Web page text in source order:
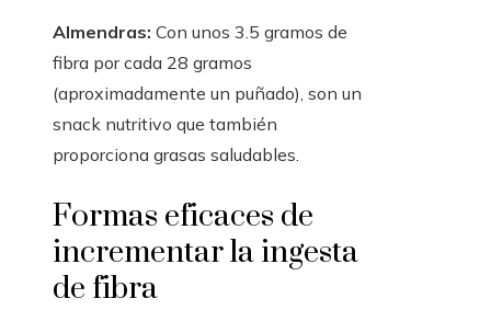
Almendras: Con unos 3.5 gramos de
fibra por cada 28 gramos
(aproximadamente un puñado), son un
snack nutritivo que también
proporciona grasas saludables.
Formas eficaces de
incrementar la ingesta
de fibra